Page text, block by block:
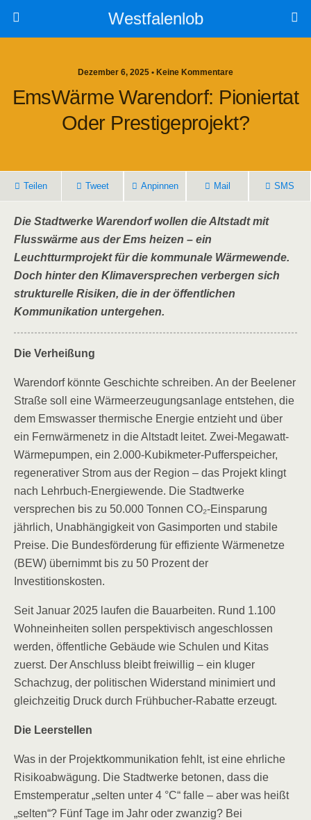
Westfalenlob
Dezember 6, 2025 • Keine Kommentare
EmsWärme Warendorf: Pioniertat
Oder Prestigeprojekt?
Teilen Tweet Anpinnen Mail SMS
Die Stadtwerke Warendorf wollen die Altstadt mit
Flusswärme aus der Ems heizen – ein
Leuchtturmprojekt für die kommunale Wärmewende.
Doch hinter den Klimaversprechen verbergen sich
strukturelle Risiken, die in der öffentlichen
Kommunikation untergehen.
Die Verheißung
Warendorf könnte Geschichte schreiben. An der Beelener
Straße soll eine Wärmeerzeugungsanlage entstehen, die
dem Emswasser thermische Energie entzieht und über
ein Fernwärmenetz in die Altstadt leitet. Zwei-Megawatt-
Wärmepumpen, ein 2.000-Kubikmeter-Pufferspeicher,
regenerativer Strom aus der Region – das Projekt klingt
nach Lehrbuch-Energiewende. Die Stadtwerke
versprechen bis zu 50.000 Tonnen CO₂-Einsparung
jährlich, Unabhängigkeit von Gasimporten und stabile
Preise. Die Bundesförderung für effiziente Wärmenetze
(BEW) übernimmt bis zu 50 Prozent der
Investitionskosten.
Seit Januar 2025 laufen die Bauarbeiten. Rund 1.100
Wohneinheiten sollen perspektivisch angeschlossen
werden, öffentliche Gebäude wie Schulen und Kitas
zuerst. Der Anschluss bleibt freiwillig – ein kluger
Schachzug, der politischen Widerstand minimiert und
gleichzeitig Druck durch Frühbucher-Rabatte erzeugt.
Die Leerstellen
Was in der Projektkommunikation fehlt, ist eine ehrliche
Risikoabwägung. Die Stadtwerke betonen, dass die
Emstemperatur „selten unter 4 °C“ falle – aber was heißt
„selten“? Fünf Tage im Jahr oder zwanzig? Bei